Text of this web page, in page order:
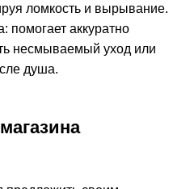
ломкость и вырывание.
помогает аккуратно
несмываемый уход или
душа.